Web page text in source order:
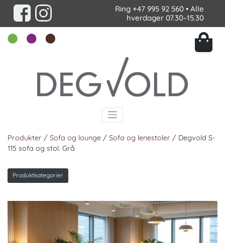
Ring +47 995 92 560 • Alle
hverdager 07.30–15.30
Produkter / Sofa og lounge / Sofa og lenestoler / Degvold S-
115 sofa og stol. Grå
Produktkategorier